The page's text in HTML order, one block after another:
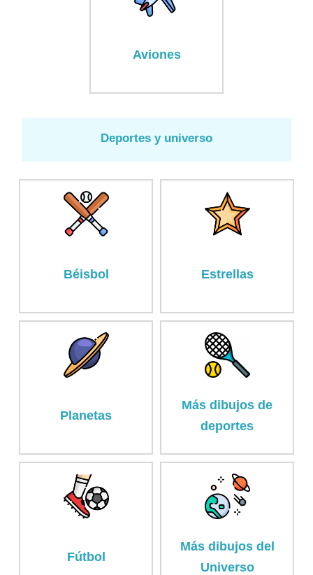
Aviones
Deportes y universo
Béisbol Estrellas
Planetas
Más dibujos de
deportes
Fútbol
Más dibujos del
Universo